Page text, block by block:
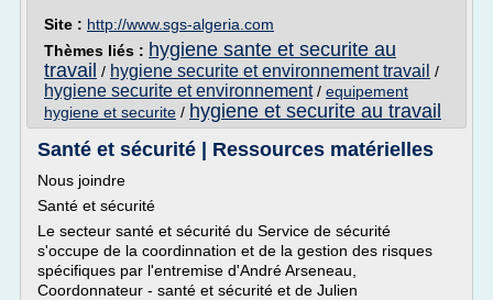
Site : http://www.sgs-algeria.com
Thèmes liés : hygiene sante et securite au
travail / hygiene securite et environnement travail /
hygiene securite et environnement/ equipement
hygiene et securite / hygiene et securite au travail
Santé et sécurité | Ressources matérielles
Nous joindre
Santé et sécurité
Le secteur santé et sécurité du Service de sécurité
s'occupe de la coordinnation et de la gestion des risques
spécifiques par l'entremise d'André Arseneau,
Coordonnateur - santé et sécurité et de Julien